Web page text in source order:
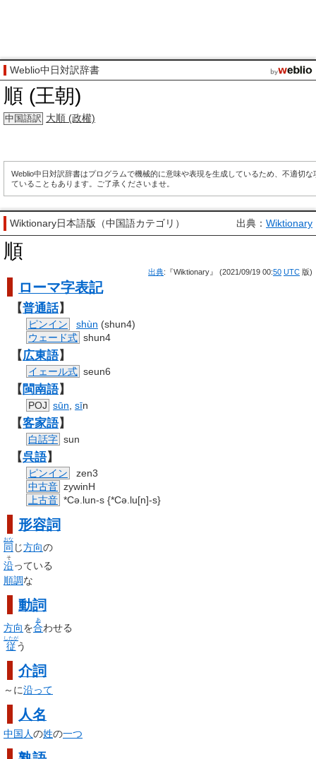
Weblio中日対訳辞書
順 (王朝)
中国語訳 大順 (政權)
Weblio中日対訳辞書はプログラムで機械的に意味や表現を生成しているため、不適切な
ていることもあります。ご了承くださいませ。
Wiktionary日本語版（中国語カテゴリ） 出典： Wiktionary
順
出典:『Wiktionary』 (2021/09/19 00:50 UTC 版)
ローマ字表記
【普通話】
ピンイン shùn (shun4)
ウェード式 shun4
【広東語】
イェール式 seun6
【 閩南語】
POJ sūn sīn
【客家語】
白話字 sun
【呉語】
ピンイン
zen3
中古音 zywinH
上古音 *Cə.lun-s {*Cə.lu[n]-s}
形容詞
同
おな
じ方向の
沿
そ
っている
順調な
動詞
方向を合
あ
わせる
従
したが
う
介詞
～に沿って
人名
中国人の姓の一つ